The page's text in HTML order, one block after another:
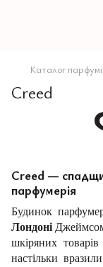
Каталог
Creed
Creed —
парфумерія
Будинок
Лондоні Джеймсом
шкіряних
настільки